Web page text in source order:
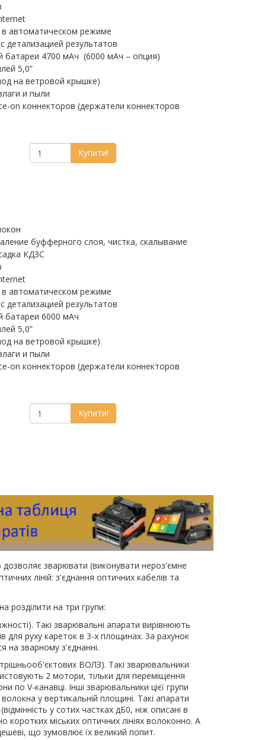
автоматическом режиме
детализацией результатов
батареи 4700 мАч (6000 мАч – опция)
5,0”
на ветровой крышке)
и пыли
on коннекторов (держатели коннекторов
Купити!
буфферного слоя, чистка, скалывание
КДЗС
автоматическом режиме
детализацией результатов
батареи 6000 мАч
5,0”
на ветровой крышке)
и пыли
on коннекторов (держатели коннекторов
Купити!
зварювати (виконувати нероз'ємне
ліній: з'єднання оптичних кабелів та
розділити на три групи:
Такі зварювальні апарати вирівнюють
для руху кареток в 3-х площинах. За рахунок
на зварному з'єднанні.
ВОЛЗ). Такі зварювальники
2 мотори, тільки для переміщення
V-канавці. Інші зварювальники цієї групи
у вертикальній площині. Такі апарати
у сотих частках дБ0, ніж описані в
коротких міських оптичних лініях волоконно. А
що зумовлює їх великий попит.